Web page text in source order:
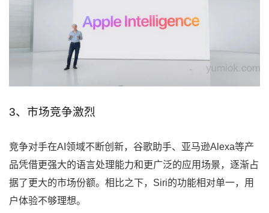
3、市场竞争激烈
竞争对手在AI领域不断创新，谷歌助手、亚马逊Alexa等产
品凭借更强大的语言处理能力和更广泛的应用场景，逐渐占
据了更大的市场份额。相比之下，Siri的功能相对单一，用
户体验不够理想。